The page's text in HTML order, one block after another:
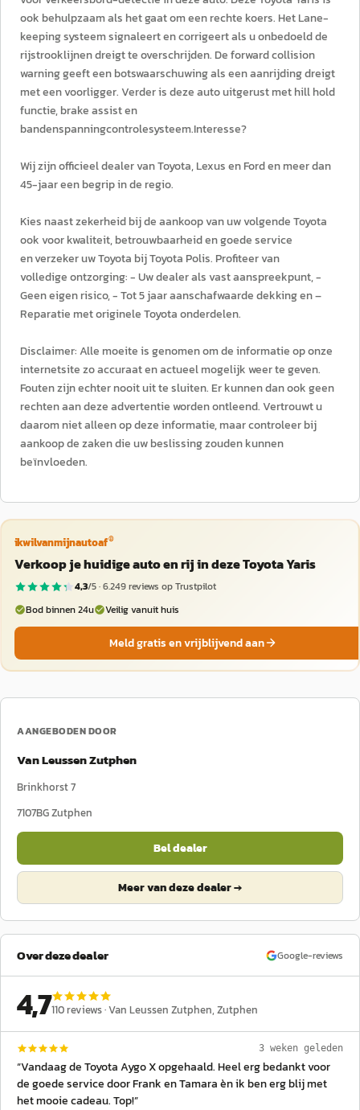
ook behulpzaam als het gaat om een rechte koers. Het Lane-
keeping systeem signaleert en corrigeert als u onbedoeld de
rijstrooklijnen dreigt te overschrijden. De forward collision
warning geeft een botswaarschuwing als een aanrijding dreigt
met een voorligger. Verder is deze auto uitgerust met hill hold
functie, brake assist en
bandenspanningcontrolesysteem.Interesse?
Wij zijn officieel dealer van Toyota, Lexus en Ford en meer dan
45-jaar een begrip in de regio.
Kies naast zekerheid bij de aankoop van uw volgende Toyota
ook voor kwaliteit, betrouwbaarheid en goede service
en verzeker uw Toyota bij Toyota Polis. Profiteer van
volledige ontzorging: - Uw dealer als vast aanspreekpunt, -
Geen eigen risico, - Tot 5 jaar aanschafwaarde dekking en –
Reparatie met originele Toyota onderdelen.
Disclaimer: Alle moeite is genomen om de informatie op onze
internetsite zo accuraat en actueel mogelijk weer te geven.
Fouten zijn echter nooit uit te sluiten. Er kunnen dan ook geen
rechten aan deze advertentie worden ontleend. Vertrouwt u
daarom niet alleen op deze informatie, maar controleer bij
aankoop de zaken die uw beslissing zouden kunnen
beïnvloeden.
ikwilvanmijnautoaf®
Verkoop je huidige auto en rij in deze Toyota Yaris
4,3/5 ·6.249reviews op Trustpilot
Bod binnen 24u
Veilig vanuit huis
Meld gratis en vrijblijvend aan
AANGEBODEN DOOR
Van Leussen Zutphen
Brinkhorst 7
7107BGZutphen
Bel dealer
Meer van deze dealer →
Over deze dealer Google-reviews
4,7110reviews ·Van Leussen Zutphen, Zutphen
3 weken geleden
“Vandaag de Toyota Aygo X opgehaald. Heel erg bedankt voor
de goede service door Frank en Tamara èn ik ben erg blij met
het mooie cadeau. Top!”